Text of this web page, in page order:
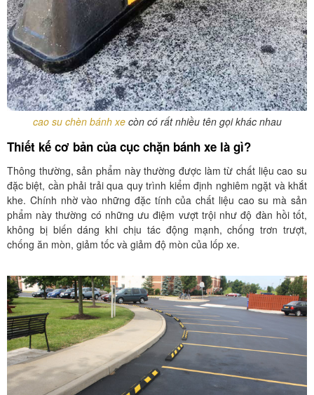
cao su chèn bánh xecòn có rất nhiều tên gọi khác nhau
Thiết kế cơ bản của cục chặn bánh xe là gì?
Thông thường, sản phẩm này thường được làm từ chất liệu cao su
đặc biệt, cần phải trải qua quy trình kiểm định nghiêm ngặt và khắt
khe. Chính nhờ vào những đặc tính của chất liệu cao su mà sản
phẩm này thường có những ưu điệm vượt trội như độ đàn hồi tốt,
không bị biến dáng khi chịu tác động mạnh, chống trơn trượt,
chống ăn mòn, giảm tốc và giảm độ mòn của lốp xe.